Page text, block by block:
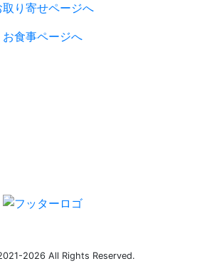
取り寄せページへ
お食事ページへ
2026 All Rights Reserved.